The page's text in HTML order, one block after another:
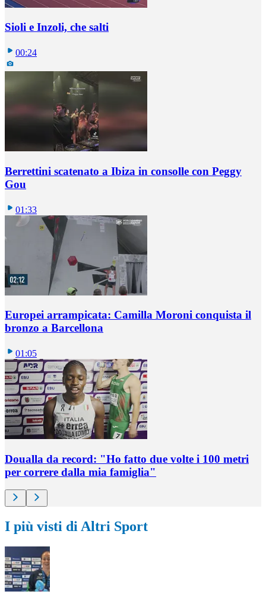
Sioli e Inzoli, che salti
00:24
Berrettini scatenato a Ibiza in consolle con Peggy
Gou
01:33
Europei arrampicata: Camilla Moroni conquista il
bronzo a Barcellona
01:05
Doualla da record: "Ho fatto due volte i 100 metri
per correre dalla mia famiglia"
I più visti di Altri Sport